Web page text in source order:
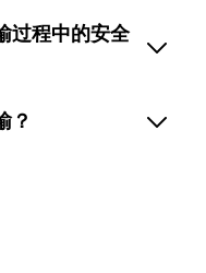
过程中的安全
？